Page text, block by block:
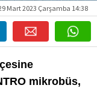
Mart 2023 Çarşamba 14:38
mikrobüs,